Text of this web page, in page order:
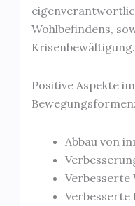
Wohlbefindens,
Krisenbewältigung.
Positive Aspekte
Bewegungsformen:
Abbau von
Verbesserte
Verbesserte